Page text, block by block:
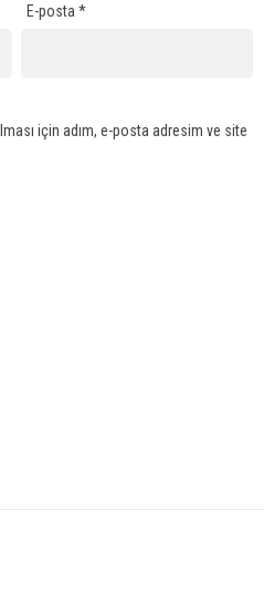
E-posta*
için adım, e-posta adresim ve site